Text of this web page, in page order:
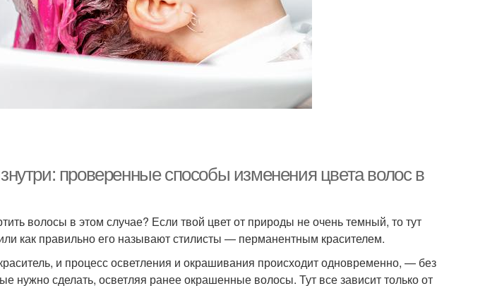
проверенные способы изменения цвета волос в
волосы в этом случае? Если твой цвет от природы не очень темный, то тут
как правильно его называют стилисты — перманентным красителем.
и процесс осветления и окрашивания происходит одновременно, — без
нужно сделать, осветляя ранее окрашенные волосы. Тут все зависит только от